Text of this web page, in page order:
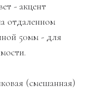
- акцент
отдаленном
50мм - для
(смешанная)